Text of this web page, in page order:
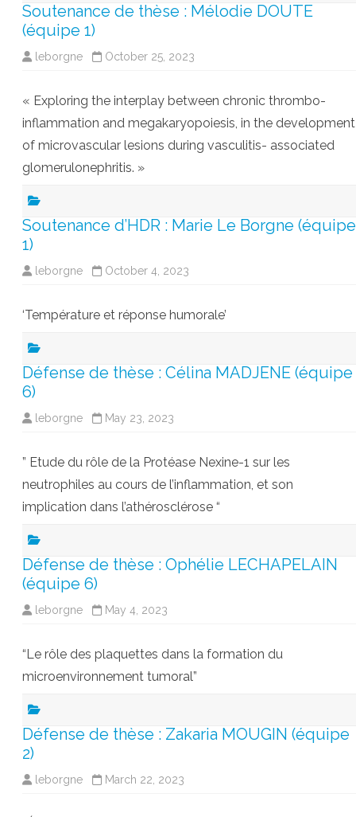
Soutenance de thèse : Mélodie DOUTE
(équipe 1)
leborgne October 25, 2023
« Exploring the interplay between chronic thrombo-
inflammation and megakaryopoiesis, in the development
of microvascular lesions during vasculitis- associated
glomerulonephritis. »
Soutenance d’HDR : Marie Le Borgne (équipe
1)
leborgne October 4, 2023
‘Température et réponse humorale’
Défense de thèse : Célina MADJENE (équipe
6)
leborgne May 23, 2023
” Etude du rôle de la Protéase Nexine-1 sur les
neutrophiles au cours de l’inflammation, et son
implication dans l’athérosclérose “
Défense de thèse : Ophélie LECHAPELAIN
(équipe 6)
leborgne May 4, 2023
“Le rôle des plaquettes dans la formation du
microenvironnement tumoral”
Défense de thèse : Zakaria MOUGIN (équipe
2)
leborgne March 22, 2023